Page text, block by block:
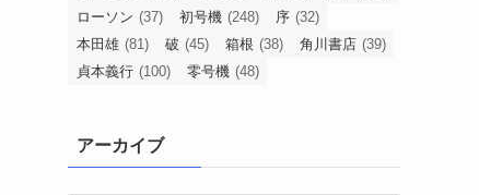
ローソン (37) 初号機 (248) 序 (32)
本田雄 (81) 破 (45) 箱根 (38) 角川書店 (39)
貞本義行 (100) 零号機 (48)
アーカイブ